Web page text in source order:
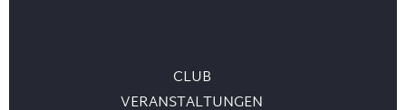
CLUB
VERANSTALTUNGEN